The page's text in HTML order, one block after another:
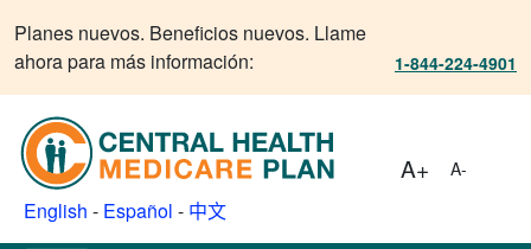
Planes nuevos. Beneficios nuevos. Llame
ahora para más información:
1-844-224-4901
English - Español - 中文
A+ A-